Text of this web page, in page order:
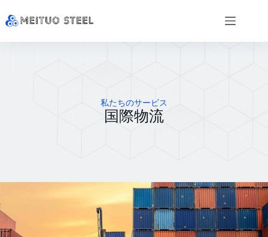
私たちのサービス
国際物流